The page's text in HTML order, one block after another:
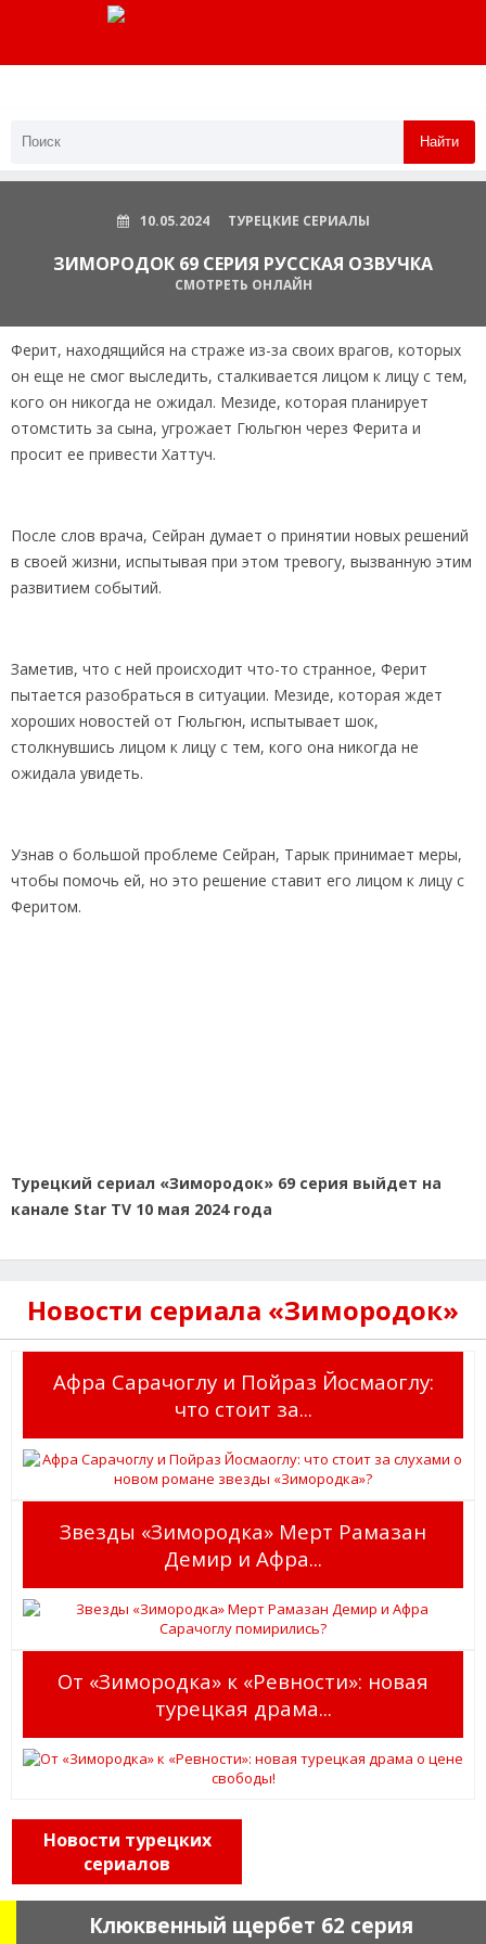
Найти
10.05.2024 ТУРЕЦКИЕ СЕРИАЛЫ
ЗИМОРОДОК 69 СЕРИЯ РУССКАЯ ОЗВУЧКА
СМОТРЕТЬ ОНЛАЙН
Ферит, находящийся на страже из-за своих врагов, которых
он еще не смог выследить, сталкивается лицом к лицу с тем,
кого он никогда не ожидал. Мезиде, которая планирует
отомстить за сына, угрожает Гюльгюн через Ферита и
просит ее привести Хаттуч.
После слов врача, Сейран думает о принятии новых решений
в своей жизни, испытывая при этом тревогу, вызванную этим
развитием событий.
Заметив, что с ней происходит что-то странное, Ферит
пытается разобраться в ситуации. Мезиде, которая ждет
хороших новостей от Гюльгюн, испытывает шок,
столкнувшись лицом к лицу с тем, кого она никогда не
ожидала увидеть.
Узнав о большой проблеме Сейран, Тарык принимает меры,
чтобы помочь ей, но это решение ставит его лицом к лицу с
Феритом.
Турецкий сериал «Зимородок» 69 серия выйдет на
канале Star TV 10 мая 2024 года
Новости сериала «Зимородок»
Афра Сарачоглу и Пойраз Йосмаоглу:
что стоит за...
Звезды «Зимородка» Мерт Рамазан
Демир и Афра...
От «Зимородка» к «Ревности»: новая
турецкая драма...
Новости турецких
сериалов
Клюквенный щербет 62 серия